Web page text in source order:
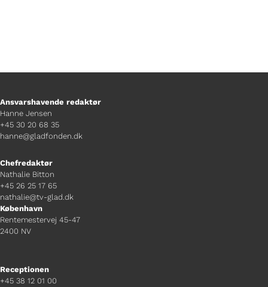
Ansvarshavende redaktør
Hanne Jensen
+45 30 20 68 35
hanne@gladfonden.dk
Chefredaktør
Nathalie Bitton
+45 26 25 17 65
nathalie@tv-glad.dk
København
Rentemestervej 45-47
2400 NV
Receptionen
+45 38 12 01 00